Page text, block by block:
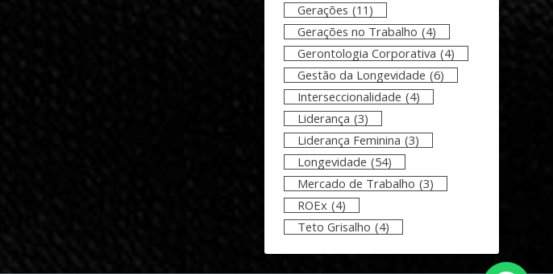
Gerações (11)
Gerações no Trabalho (4)
Gerontologia Corporativa (4)
Gestão da Longevidade (6)
Interseccionalidade (4)
Liderança (3)
Liderança Feminina (3)
Longevidade (54)
Mercado de Trabalho (3)
ROEx (4)
Teto Grisalho (4)